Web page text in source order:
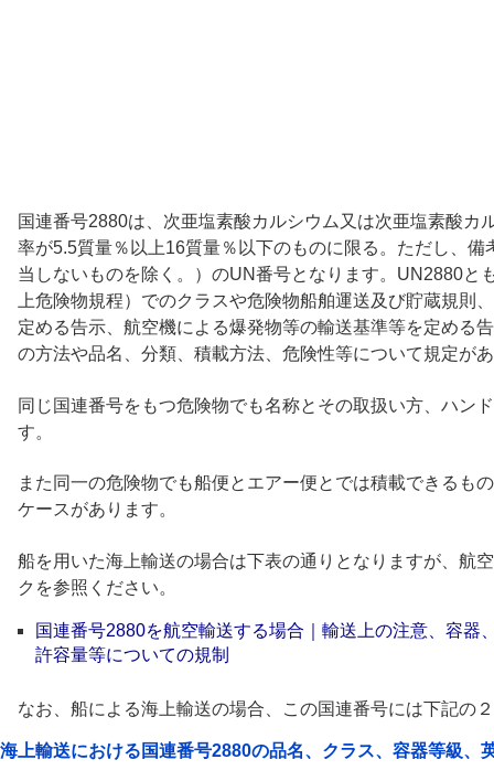
国連番号2880は、次亜塩素酸カルシウム又は次亜塩素酸カ
率が5.5質量％以上16質量％以下のものに限る。ただし、
当しないものを除く。）のUN番号となります。UN2880と
上危険物規程）でのクラスや危険物船舶運送及び貯蔵規則
定める告示、航空機による爆発物等の輸送基準等を定める
の方法や品名、分類、積載方法、危険性等について規定が
同じ国連番号をもつ危険物でも名称とその取扱い方、ハン
す。
また同一の危険物でも船便とエアー便とでは積載できるも
ケースがあります。
船を用いた海上輸送の場合は下表の通りとなりますが、航
クを参照ください。
国連番号2880を航空輸送する場合｜輸送上の注意、容器
許容量等についての規制
なお、船による海上輸送の場合、この国連番号には下記の
海上輸送における国連番号2880の品名、クラス、容器等級、